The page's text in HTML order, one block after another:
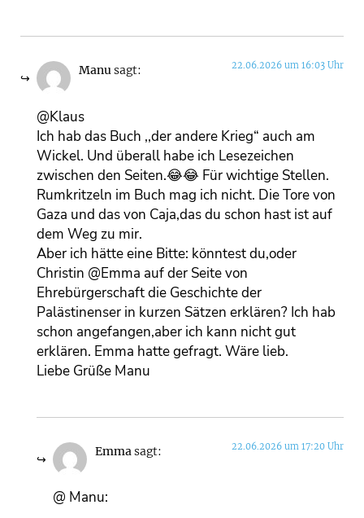
Manusagt: 22.06.2026 um 16:03 Uhr
@Klaus
Ich hab das Buch ,,der andere Krieg“ auch am
Wickel. Und überall habe ich Lesezeichen
zwischen den Seiten.😂😂 Für wichtige Stellen.
Rumkritzeln im Buch mag ich nicht. Die Tore von
Gaza und das von Caja,das du schon hast ist auf
dem Weg zu mir.
Aber ich hätte eine Bitte: könntest du,oder
Christin @Emma auf der Seite von
Ehrebürgerschaft die Geschichte der
Palästinenser in kurzen Sätzen erklären? Ich hab
schon angefangen,aber ich kann nicht gut
erklären. Emma hatte gefragt. Wäre lieb.
Liebe Grüße Manu
Emmasagt: 22.06.2026 um 17:20 Uhr
@ Manu: